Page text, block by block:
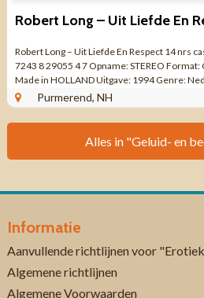
Robert Long – Uit Liefde En Respect 14 nrs
7243 8 29055 4 7 Opname: STEREO
Made in HOLLAND Uitgave: 1994 Genre:
...
Purmerend, NH
Alles in "Geluid- en
Informatie
Aanvullende richtlijnen voor
Algemene richtlijnen
Algemene Voorwaarden